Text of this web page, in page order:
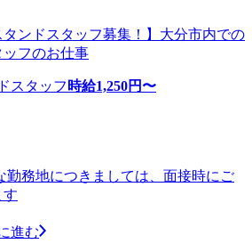
タンドスタッフ募集！】大分市内での
フのお仕事
スタッフ 時給1,250円〜
務地につきましては、面接時にご
す
進む